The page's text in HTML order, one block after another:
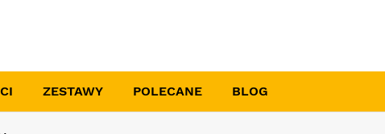
ZESTAWY POLECANE BLOG